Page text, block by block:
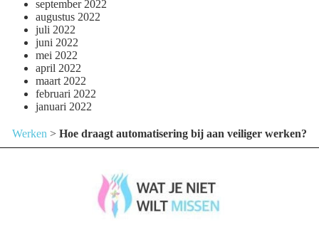
september 2022
augustus 2022
juli 2022
juni 2022
mei 2022
april 2022
maart 2022
februari 2022
januari 2022
Werken > Hoe draagt automatisering bij aan veiliger werken?